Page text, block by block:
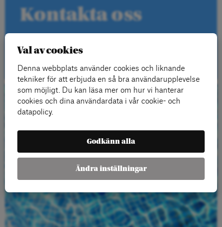
Kontakta oss
Kontakt
Beställ gratis
material
Val av cookies
Denna webbplats använder cookies och liknande
tekniker för att erbjuda en så bra användarupplevelse
som möjligt. Du kan läsa mer om hur vi hanterar
cookies och dina användardata i vår cookie- och
datapolicy.
Godkänn alla
Ändra inställningar